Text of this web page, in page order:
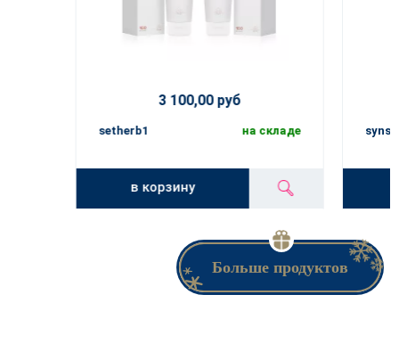
3 100,00 руб
setherb1 на складе
в корзину
Больше продуктов